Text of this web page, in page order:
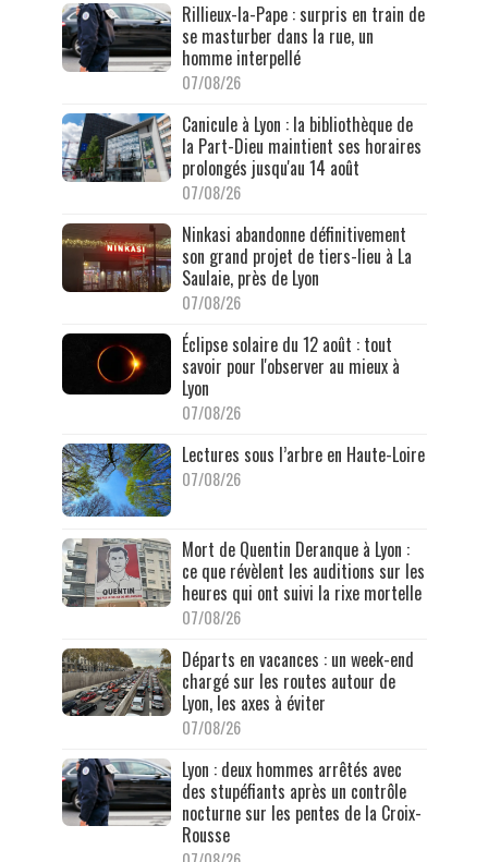
Rillieux-la-Pape : surpris en train de
se masturber dans la rue, un
homme interpellé
07/08/26
Canicule à Lyon : la bibliothèque de
la Part-Dieu maintient ses horaires
prolongés jusqu'au 14 août
07/08/26
Ninkasi abandonne définitivement
son grand projet de tiers-lieu à La
Saulaie, près de Lyon
07/08/26
Éclipse solaire du 12 août : tout
savoir pour l'observer au mieux à
Lyon
07/08/26
Lectures sous l’arbre en Haute-Loire
07/08/26
Mort de Quentin Deranque à Lyon :
ce que révèlent les auditions sur les
heures qui ont suivi la rixe mortelle
07/08/26
Départs en vacances : un week-end
chargé sur les routes autour de
Lyon, les axes à éviter
07/08/26
Lyon : deux hommes arrêtés avec
des stupéfiants après un contrôle
nocturne sur les pentes de la Croix-
Rousse